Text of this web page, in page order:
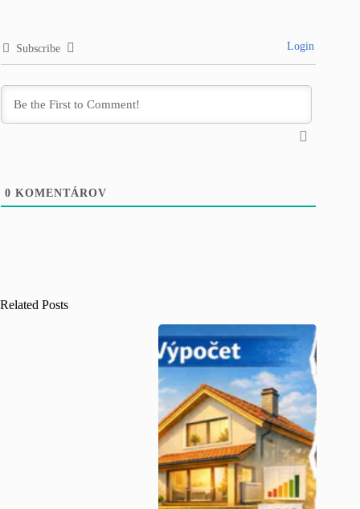
Subscribe Login
0 KOMENTÁROV
Related Posts